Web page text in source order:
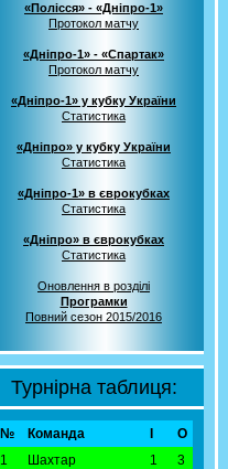
«Полісся» - «Дніпро-1»
Протокол матчу
«Дніпро-1» - «Спартак»
Протокол матчу
«Дніпро-1» у кубку України
Статистика
«Дніпро» у кубку України
Статистика
«Дніпро-1» в єврокубках
Статистика
«Дніпро» в єврокубках
Статистика
Оновлення в розділі
Програмки
Повний сезон 2015/2016
Турнірна таблиця:
№ Команда
О
1
Шахтар 1
3